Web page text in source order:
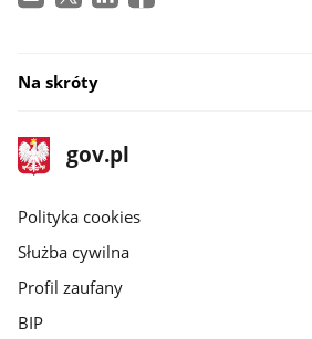
Na skróty
stopka
gov.pl
Strona
gov.pl
gov.pl
Polityka cookies
Służba cywilna
Profil zaufany
BIP